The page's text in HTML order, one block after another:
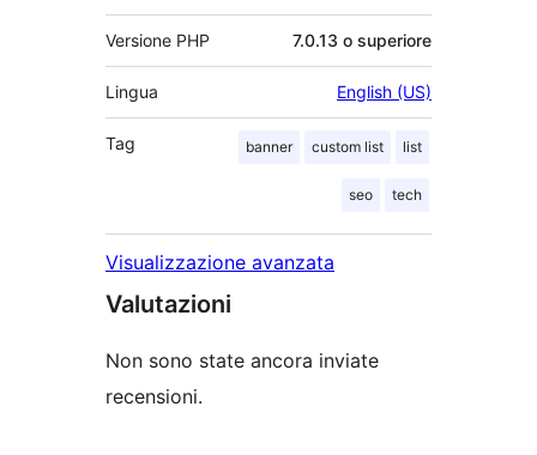
Versione PHP 7.0.13 o superiore
Lingua English (US)
Tag banner custom list list
seo tech
Visualizzazione avanzata
Valutazioni
Non sono state ancora inviate
recensioni.